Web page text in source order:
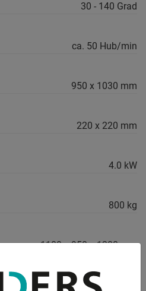
30 - 140 Grad
ca. 50 Hub/min
950 x 1030 mm
220 x 220 mm
4.0 kW
800 kg
1100 x 950 x 1280 mm